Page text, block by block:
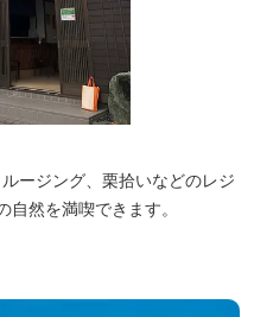
ージング、栗拾いなどのレジ
然を満喫できます。